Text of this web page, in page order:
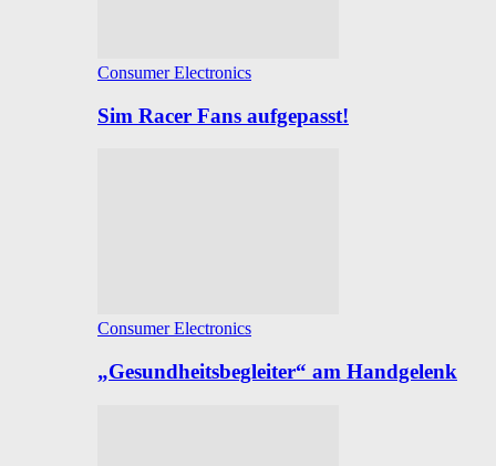
Consumer Electronics
Sim Racer Fans aufgepasst!
Consumer Electronics
„Gesundheitsbegleiter“ am Handgelenk